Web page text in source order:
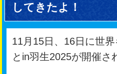
してきたよ！
11月15日、16日に世
とin羽生2025が開催さ